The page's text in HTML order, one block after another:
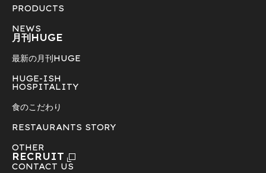
PRODUCTS
NEWS
月刊HUGE
最新の月刊HUGE
HUGE-ISH
HOSPITALITY
食のこだわり
RESTAURANTS STORY
OTHER
RECRUIT
CONTACT US